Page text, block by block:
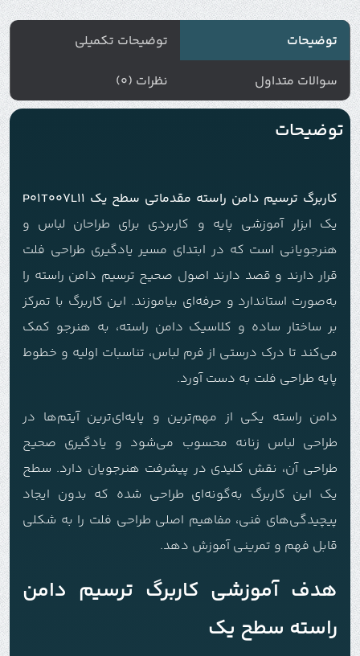
توضیحات
توضیحات تکمیلی
سوالات متداول
نظرات (0)
توضیحات
کاربرگ ترسیم دامن راسته مقدماتی سطح یک P01T007L11
یک ابزار آموزشی پایه و کاربردی برای طراحان لباس و
هنرجویانی است که در ابتدای مسیر یادگیری طراحی فلت
قرار دارند و قصد دارند اصول صحیح ترسیم دامن راسته را
به‌صورت استاندارد و حرفه‌ای بیاموزند. این کاربرگ با تمرکز
بر ساختار ساده و کلاسیک دامن راسته، به هنرجو کمک
می‌کند تا درک درستی از فرم لباس، تناسبات اولیه و خطوط
پایه طراحی فلت به دست آورد.
دامن راسته یکی از مهم‌ترین و پایه‌ای‌ترین آیتم‌ها در
طراحی لباس زنانه محسوب می‌شود و یادگیری صحیح
طراحی آن، نقش کلیدی در پیشرفت هنرجویان دارد. سطح
یک این کاربرگ به‌گونه‌ای طراحی شده که بدون ایجاد
پیچیدگی‌های فنی، مفاهیم اصلی طراحی فلت را به شکلی
قابل فهم و تمرینی آموزش دهد.
هدف آموزشی کاربرگ ترسیم دامن
راسته سطح یک